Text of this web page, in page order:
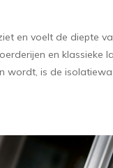
en voelt de diepte
en klassieke
wordt, is de